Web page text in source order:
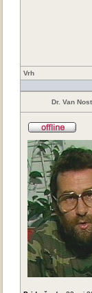
Vrh
Dr. Van